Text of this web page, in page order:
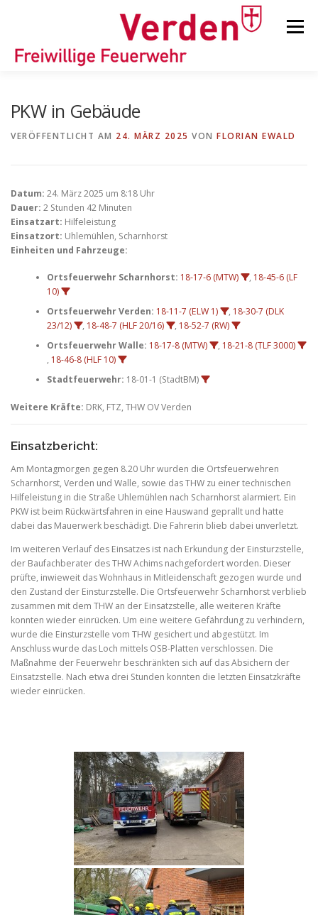
Menü
KINDER-/JUGENDFEUERWEHR
PKW in Gebäude
VERÖFFENTLICHT AM 24. MÄRZ 2025 VON FLORIAN EWALD
Datum: 24. März 2025 um 8:18 Uhr
Dauer: 2 Stunden 42 Minuten
Einsatzart: Hilfeleistung
Einsatzort: Uhlemühlen, Scharnhorst
Einheiten und Fahrzeuge:
Ortsfeuerwehr Scharnhorst: 18-17-6 (MTW) , 18-45-6 (LF
10)
Ortsfeuerwehr Verden: 18-11-7 (ELW 1) , 18-30-7 (DLK
23/12)
, 18-48-7 (HLF 20/16) , 18-52-7 (RW)
Ortsfeuerwehr Walle: 18-17-8 (MTW) , 18-21-8 (TLF 3000)
, 18-46-8 (HLF 10)
Stadtfeuerwehr: 18-01-1 (StadtBM)
Weitere Kräfte: DRK, FTZ, THW OV Verden
Einsatzbericht:
Am Montagmorgen gegen 8.20 Uhr wurden die Ortsfeuerwehren
Scharnhorst, Verden und Walle, sowie das THW zu einer technischen
Hilfeleistung in die Straße Uhlemühlen nach Scharnhorst alarmiert. Ein
PKW ist beim Rückwärtsfahren in eine Hauswand geprallt und hatte
dabei das Mauerwerk beschädigt. Die Fahrerin blieb dabei unverletzt.
Im weiteren Verlauf des Einsatzes ist nach Erkundung der Einsturzstelle,
der Baufachberater des THW Achims nachgefordert worden. Dieser
prüfte, inwieweit das Wohnhaus in Mitleidenschaft gezogen wurde und
den Zustand der Einsturzstelle. Die Ortsfeuerwehr Scharnhorst verblieb
zusammen mit dem THW an der Einsatzstelle, alle weiteren Kräfte
konnten wieder einrücken. Um eine weitere Gefährdung zu verhindern,
wurde die Einsturzstelle vom THW gesichert und abgestützt. Im
Anschluss wurde das Loch mittels OSB-Platten verschlossen. Die
Maßnahme der Feuerwehr beschränkten sich auf das Absichern der
Einsatzstelle. Nach etwa drei Stunden konnten die letzten Einsatzkräfte
wieder einrücken.